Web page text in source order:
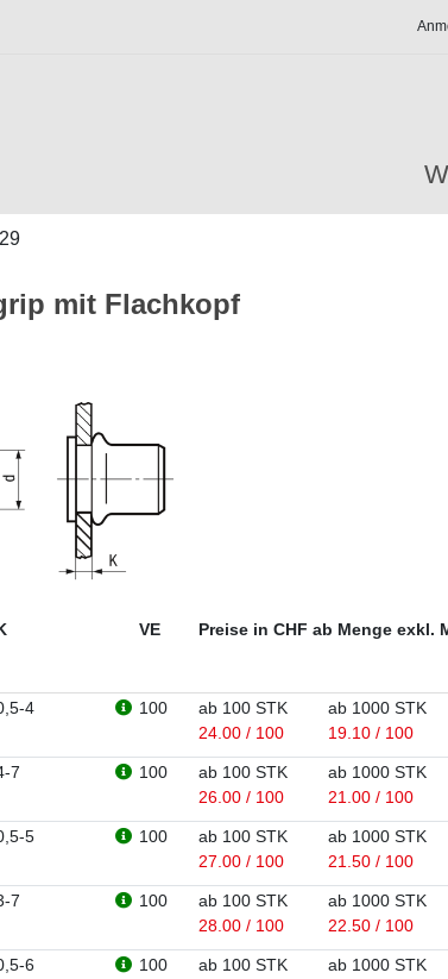
mit Flachkopf
VE Preise in CHF ab Menge exkl.
4 100
ab 100 STK
24.00 / 100
ab 1000 STK
19.10 / 100
7 100
ab 100 STK
26.00 / 100
ab 1000 STK
21.00 / 100
5 100
ab 100 STK
27.00 / 100
ab 1000 STK
21.50 / 100
7 100
ab 100 STK
28.00 / 100
ab 1000 STK
22.50 / 100
6 100
ab 100 STK
ab 1000 STK